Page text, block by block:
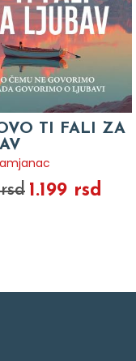
TI FALI ZA
1.199 rsd